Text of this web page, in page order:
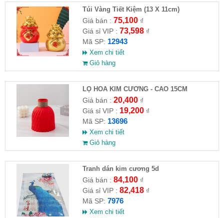
Túi Vàng Tiết Kiệm (13 X 11cm)
Giá bán : 75,100₫
Giá sỉ VIP : 73,598₫
Mã SP: 12943
Xem chi tiết
Giỏ hàng
LỌ HOA KIM CƯƠNG - CAO 15CM
Giá bán : 20,400₫
Giá sỉ VIP : 19,200₫
Mã SP: 13696
Xem chi tiết
Giỏ hàng
Tranh dán kim cương 5d
Giá bán : 84,100₫
Giá sỉ VIP : 82,418₫
Mã SP: 7976
Xem chi tiết